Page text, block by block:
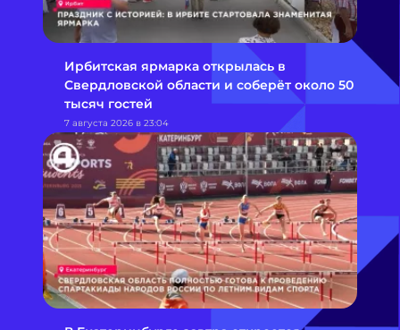
Ирбитская ярмарка открылась в
Свердловской области и соберёт около 50
тысяч гостей
7 августа 2026 в 23:04